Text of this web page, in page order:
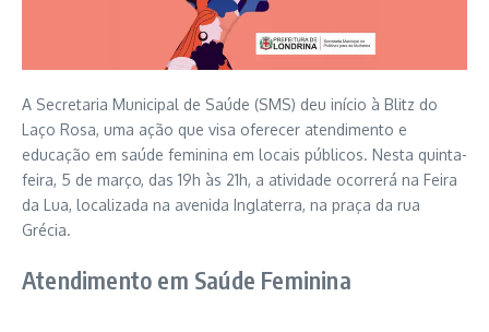
A Secretaria Municipal de Saúde (SMS) deu início à Blitz do
Laço Rosa, uma ação que visa oferecer atendimento e
educação em saúde feminina em locais públicos. Nesta quinta-
feira, 5 de março, das 19h às 21h, a atividade ocorrerá na Feira
da Lua, localizada na avenida Inglaterra, na praça da rua
Grécia.
Atendimento em Saúde Feminina